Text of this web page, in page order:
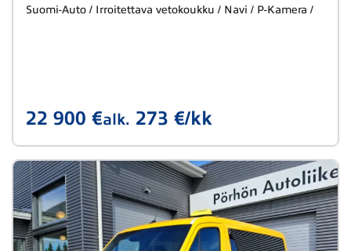
Suomi-Auto / Irroitettava vetokoukku / Navi / P-Kamera /
22 900 €alk. 273 €/kk